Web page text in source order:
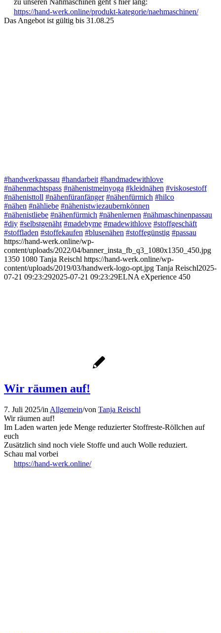
https://hand-werk.online/produkt-kategorie/naehmaschinen/
Das Angebot ist gültig bis 31.08.25
#handwerkpassau #handarbeit #handmadewithlove
#nähenmachtspass #nähenistmeinyoga #kleidnähen #viskosestoff
#nähenisttoll #nähenfüranfänger #nähenfürmich #hilco
#nähen #nähliebe #nähenistwiezaubernkönnen
#nähenistliebe #nähenfürmich #nähenlernen #nähmaschinenpassau
#diy #selbstgenäht #madebyme #madewithlove #stoffgeschäft
#stoffladen #stoffekaufen #blusenähen #stoffegünstig #passau
https://hand-werk.online/wp-
content/uploads/2022/04/banner_insta_fb_q3_1080x1350_450.jpg
1350 1080 Tanja Reischl https://hand-werk.online/wp-
content/uploads/2019/03/handwerk-logo-opt.jpg Tanja Reischl2025-
07-21 09:23:292025-07-21 09:23:29ELNA eXperience 450
Wir räumen auf!
7. Juli 2025/in Allgemein/von Tanja Reischl
Wir räumen auf!
Im Laden warten jede Menge reduzierter Stoffreste-Röllchen auf
euch
Zusätzlich sind noch viele Stoffe und auch Wolle reduziert.
Schau mal vorbei
https://hand-werk.online/